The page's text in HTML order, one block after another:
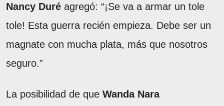
Nancy Duré agregó: “¡Se va a armar un tole
tole! Esta guerra recién empieza. Debe ser un
magnate con mucha plata, más que nosotros
seguro.”
La posibilidad de que Wanda Nara